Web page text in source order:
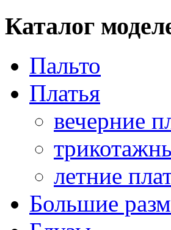
Каталог
Пальто
Платья
вечерние
летние
Большие